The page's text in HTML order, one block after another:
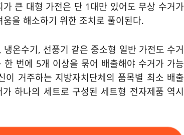
큰 대형 가전은 단 1대만 있어도 무상 수거가
을 해소하기 위한 조치로 풀이된다.
온수기, 선풍기 같은 중소형 일반 가전도 수거
번에 5개 이상을 묶어 배출해야 수거가 가능
거주하는 지방자치단체의 품목별 최소 배출
하나의 세트로 구성된 세트형 전자제품 역시